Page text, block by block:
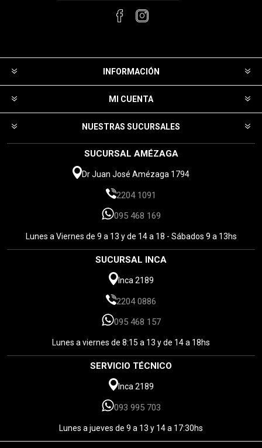
INFORMACIÓN
MI CUENTA
NUESTRAS SUCURSALES
SUCURSAL AMÉZAGA
Dr Juan José Amézaga 1794
2204 1091
095 468 169
Lunes a Viernes de 9 a 13 y de 14 a 18 - Sábados 9 a 13hs
SUCURSAL INCA
Inca 2189
2204 0886
095 468 157
Lunes a viernes de 8:15 a 13 y de 14 a 18hs
SERVICIO TÉCNICO
Inca 2189
093 995 703
Lunes a jueves de 9 a 13 y 14 a 17:30hs